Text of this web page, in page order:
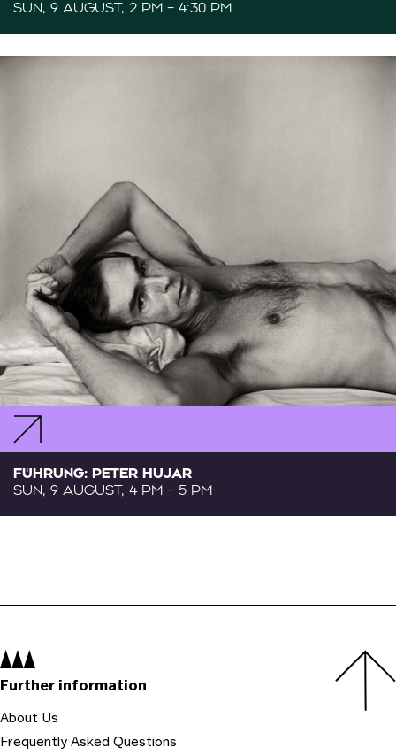
SUN, 9 AUGUST, 2 PM – 4:30 PM
FÜHRUNG: PETER HUJAR
SUN, 9 AUGUST, 4 PM – 5 PM
Navigation:
Further information
About Us
Frequently Asked Questions